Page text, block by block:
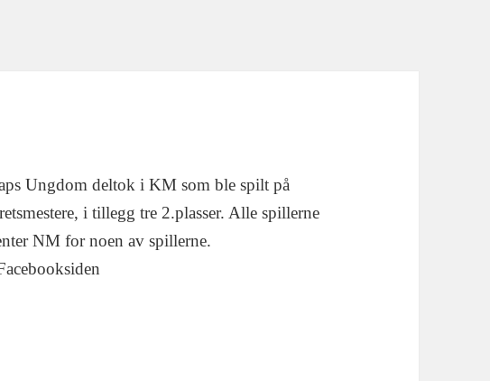
Ungdom deltok i KM som ble spilt på
i tillegg tre 2.plasser. Alle spillerne
NM for noen av spillerne.